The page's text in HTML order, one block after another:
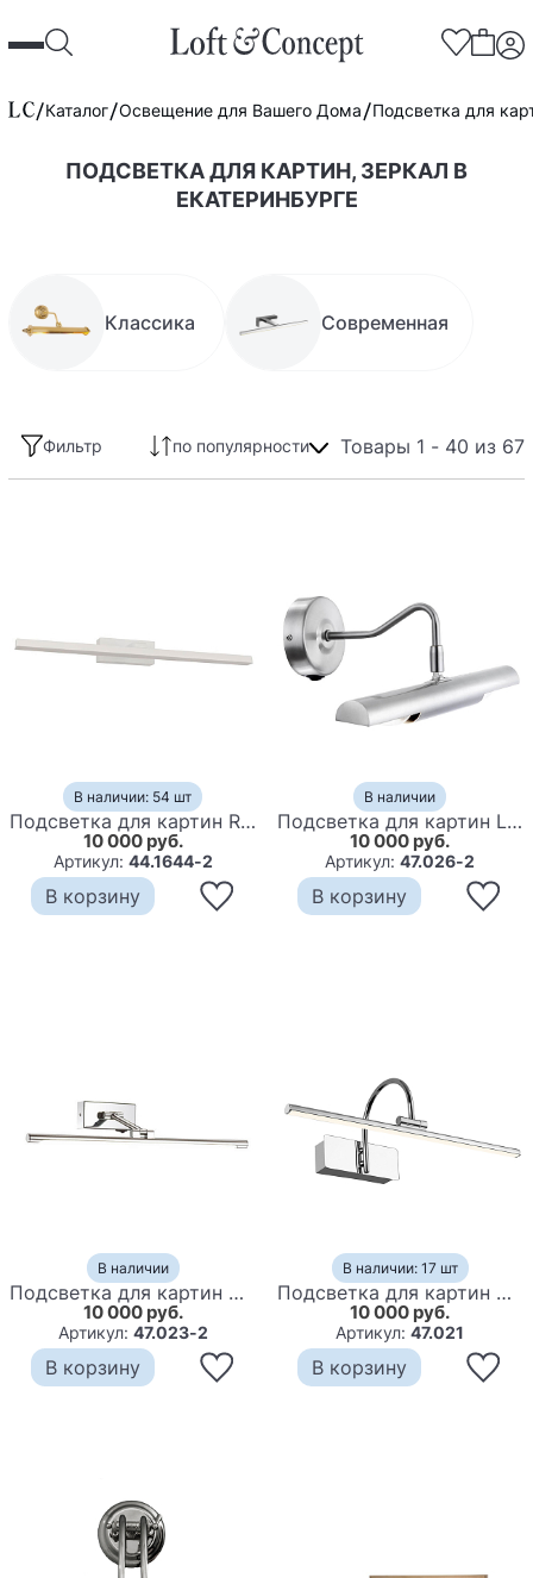
Каталог Освещение для Вашего Дома Подсветка для
ПОДСВЕТКА ДЛЯ КАРТИН, ЗЕРКАЛ В
ЕКАТЕРИНБУРГЕ
Классика Современная
Фильтр по популярности Товары 1 - 40 из 67
В наличии: 54 шт
Подсветка для картин Reny White 60
10 000 руб.
Артикул: 44.1644-2
В корзину
В наличии
Подсветка для картин Lachezis Backlight nickel
10 000 руб.
Артикул:47.026-2
В корзину
В наличии
Подсветка для картин Dorcas Backlight 12
10 000 руб.
Артикул: 47.023-2
В корзину
В наличии: 17 шт
Подсветка для картин Caidense backlight
10 000 руб.
Артикул:47.021
В корзину